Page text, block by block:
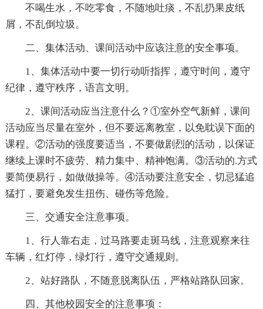
不喝生水，不吃零食，不随地吐痰，不乱扔果皮纸
屑，不乱倒垃圾。
二、集体活动、课间活动中应该注意的安全事项。
1、集体活动中要一切行动听指挥，遵守时间，遵守
纪律，遵守秩序，语言文明。
2、课间活动应当注意什么？①室外空气新鲜，课间
活动应当尽量在室外，但不要远离教室，以免耽误下面的
课程。②活动的强度要适当，不要做剧烈的活动，以保证
继续上课时不疲劳、精力集中、精神饱满。③活动的.方式
要简便易行，如做做操等。④活动要注意安全，切忌猛追
猛打，要避免发生扭伤、碰伤等危险。
三、交通安全注意事项。
1、行人靠右走，过马路要走斑马线，注意观察来往
车辆，红灯停，绿灯行，遵守交通规则。
2、站好路队，不随意脱离队伍，严格站路队回家。
四、其他校园安全的注意事项：